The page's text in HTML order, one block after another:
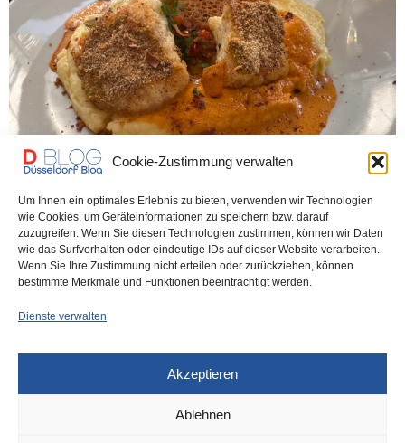
Cookie-Zustimmung verwalten
Um Ihnen ein optimales Erlebnis zu bieten, verwenden wir Technologien
wie Cookies, um Geräteinformationen zu speichern bzw. darauf
zuzugreifen. Wenn Sie diesen Technologien zustimmen, können wir Daten
wie das Surfverhalten oder eindeutige IDs auf dieser Website verarbeiten.
Wenn Sie Ihre Zustimmung nicht erteilen oder zurückziehen, können
bestimmte Merkmale und Funktionen beeinträchtigt werden.
Dienste verwalten
Akzeptieren
Ablehnen
DÜSSELDORF RESTAURANTS, UNCATEGORIZED 28. JUNI 2025
Ab Montag wieder am Start
An die Community hier, wie Ihr seht, hat sich (endlich) etwas getan.